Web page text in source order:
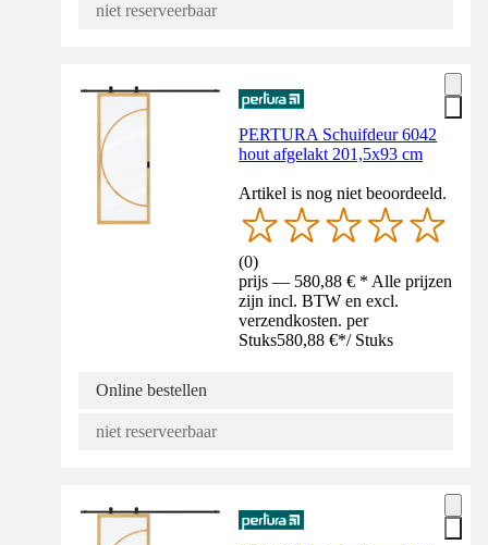
niet reserveerbaar
PERTURA Schuifdeur 6042
hout afgelakt 201,5x93 cm
Artikel is nog niet beoordeeld.
(0)
prijs — 580,88 € * Alle prijzen
zijn incl. BTW en excl.
verzendkosten. per
Stuks580,88 €*/ Stuks
Online bestellen
niet reserveerbaar